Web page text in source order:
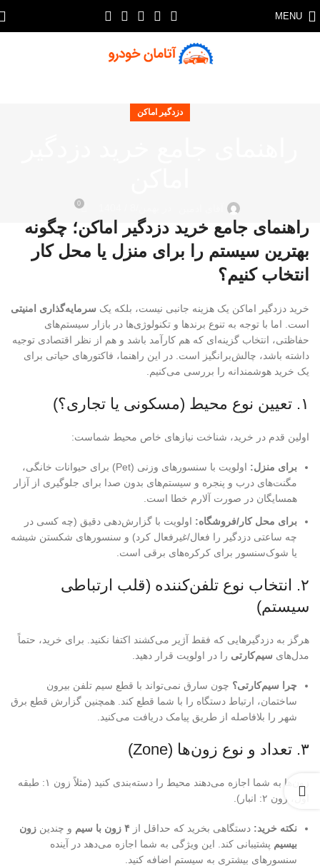
MENU
دزدگیر اماکن
0
راهنمای جامع خرید دزدگیر اماکن؛ چگونه
بهترین سیستم را برای منزل یا محل کار
انتخاب کنیم؟
خرید دزدگیر اماکن یک هزینه جانبی نیست، بلکه یک سرمایه‌گذاری امنیتی
است. اما با توجه به تنوع برندها و تکنولوژی‌ها در بازار سیستم‌های
حفاظتی، انتخاب گزینه‌ای که هم کارآمد باشد و هم از نظر اقتصادی توجیه
داشته باشد، چالش‌برانگیز است. در این راهنما، فاکتورهای حیاتی برای
یک خرید هوشمندانه را بررسی می‌کنیم.
۱. تعیین نوع محیط (مسکونی یا تجاری؟)
اولین قدم در خرید، شناخت نیازهای خاص محیط شماست:
برای منزل:
اولویت با سنسورهای وزنی (Pet) برای حیوانات خانگی،
مگنت‌های درب و پنجره و سیستم‌های بدون صدا برای جلوگیری از آزار
همسایگان در صورت آلارم خطا است.
برای محل کار/فروشگاه: اولویت با گزارش‌دهی دقیق (چه کسی در
چه ساعتی دزدگیر را فعال/غیرفعال کرد) و سنسورهای شکستن شیشه
یا شوک‌سنسور برای کرکره‌های برقی است.
۲. انتخاب نوع تلفن‌کننده (قلب ارتباطی
سیستم)
هرگز به دزدگیرهایی که فقط آژیر می‌کشند اکتفا نکنید. برای خرید، حتماً
مدل‌های سیم‌کارتی را در اولویت قرار دهید.
چرا سیم‌کارتی؟ چون سارق نمی‌تواند با قطع سیم تلفن بیرون
ساختمان، ارتباط دستگاه را با شما قطع کند. همچنین گزارش قطع برق
شهر را بلافاصله از طریق پیامک دریافت می‌کنید.
۳. تعداد و نوع زون‌ها (Zone)
زون‌ها به شما اجازه می‌دهند محیط را دسته‌بندی کنید (مثلاً زون ۱: طبقه
اول، زون ۲: انبار).
نکته خرید: دستگاهی بخرید که حداقل از ۴ زون با سیم و چندین زون
بیسیم پشتیبانی کند. این ویژگی به شما اجازه می‌دهد در آینده
سنسورهای بیشتری به سیستم اضافه کنید.